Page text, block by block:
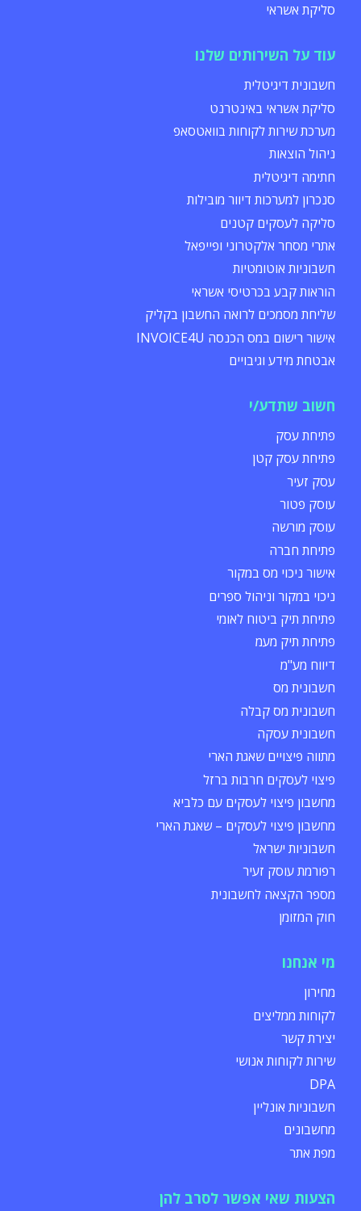
סליקת אשראי
עוד על השירותים שלנו
חשבונית דיגיטלית
סליקת אשראי באינטרנט
מערכת שירות לקוחות בוואטסאפ
ניהול הוצאות
חתימה דיגיטלית
סנכרון למערכות דיוור מובילות
סליקה לעסקים קטנים
אתרי מסחר אלקטרוני ופייפאל
חשבוניות אוטומטיות
הוראות קבע בכרטיסי אשראי
שליחת מסמכים לרואה החשבון בקליק
אישור רישום במס הכנסה INVOICE4U
אבטחת מידע וגיבויים
חשוב שתדע/י
פתיחת עסק
פתיחת עסק קטן
עסק זעיר
עוסק פטור
עוסק מורשה
פתיחת חברה
אישור ניכוי מס במקור
ניכוי במקור וניהול ספרים
פתיחת תיק ביטוח לאומי
פתיחת תיק מעמ
דיווח מע"מ
חשבונית מס
חשבונית מס קבלה
חשבונית עסקה
מתווה פיצויים שאגת הארי
פיצוי לעסקים חרבות ברזל
מחשבון פיצוי לעסקים עם כלביא
מחשבון פיצוי לעסקים – שאגת הארי
חשבוניות ישראל
רפורמת עוסק זעיר
מספר הקצאה לחשבונית
חוק המזומן
מי אנחנו
מחירון
לקוחות ממליצים
יצירת קשר
שירות לקוחות אנושי
DPA
חשבוניות אונליין
מחשבונים
מפת אתר
הצעות שאי אפשר לסרב להן